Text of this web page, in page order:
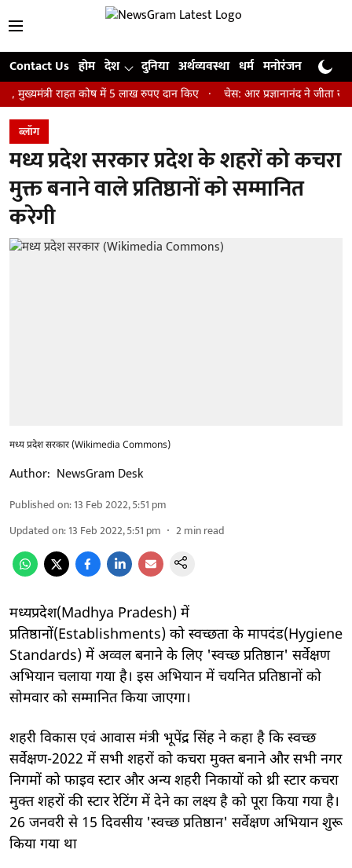
Contact Us होम देश दुनिया अर्थव्यवस्था धर्म मनोरंजन खेल
राहत कोष में 5 लाख रुपए दान किए चेस: आर प्रज्ञानानंद ने जीता सेंट लुइस
ब्लॉग
मध्य प्रदेश सरकार प्रदेश के शहरों को कचरा
मुक्त बनाने वाले प्रतिष्ठानों को सम्मानित
करेगी
मध्य प्रदेश सरकार (Wikimedia Commons)
Author: NewsGram Desk
Published on:13 Feb 2022, 5:51 pm
Updated on:13 Feb 2022, 5:51 pm 2min read
मध्यप्रदेश(Madhya Pradesh) में
प्रतिष्ठानों(Establishments) को स्वच्छता के मापदंड(Hygiene
Standards) में अव्वल बनाने के लिए 'स्वच्छ प्रतिष्ठान' सर्वेक्षण
अभियान चलाया गया है। इस अभियान में चयनित प्रतिष्ठानों को
सोमवार को सम्मानित किया जाएगा।
शहरी विकास एवं आवास मंत्री भूपेंद्र सिंह ने कहा है कि स्वच्छ
सर्वेक्षण-2022 में सभी शहरों को कचरा मुक्त बनाने और सभी नगर
निगमों को फाइव स्टार और अन्य शहरी निकायों को थ्री स्टार कचरा
मुक्त शहरों की स्टार रेटिंग में देने का लक्ष्य है को पूरा किया गया है।
26 जनवरी से 15 दिवसीय 'स्वच्छ प्रतिष्ठान' सर्वेक्षण अभियान शुरू
किया गया था